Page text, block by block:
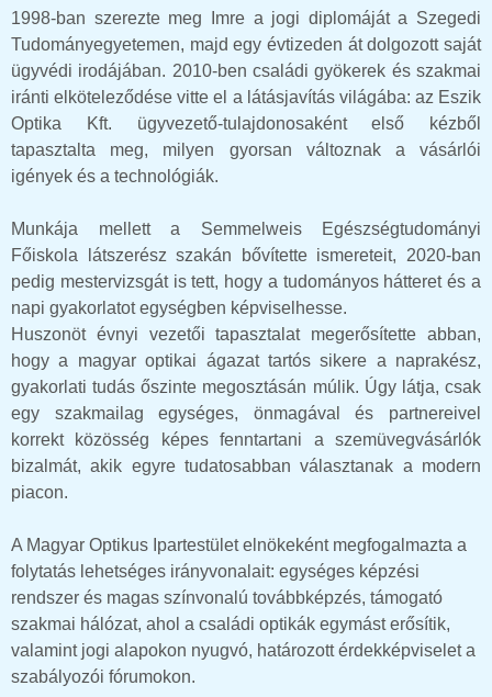
1998-ban szerezte meg Imre a jogi diplomáját a Szegedi
Tudományegyetemen, majd egy évtizeden át dolgozott saját
ügyvédi irodájában. 2010-ben családi gyökerek és szakmai
iránti elköteleződése vitte el a látásjavítás világába: az Eszik
Optika Kft. ügyvezető-tulajdonosaként első kézből
tapasztalta meg, milyen gyorsan változnak a vásárlói
igények és a technológiák.
Munkája mellett a Semmelweis Egészségtudományi
Főiskola látszerész szakán bővítette ismereteit, 2020-ban
pedig mestervizsgát is tett, hogy a tudományos hátteret és a
napi gyakorlatot egységben képviselhesse.
Huszonöt évnyi vezetői tapasztalat megerősítette abban,
hogy a magyar optikai ágazat tartós sikere a naprakész,
gyakorlati tudás őszinte megosztásán múlik. Úgy látja, csak
egy szakmailag egységes, önmagával és partnereivel
korrekt közösség képes fenntartani a szemüvegvásárlók
bizalmát, akik egyre tudatosabban választanak a modern
piacon.
A Magyar Optikus Ipartestület elnökeként megfogalmazta a
folytatás lehetséges irányvonalait: egységes képzési
rendszer és magas színvonalú továbbképzés, támogató
szakmai hálózat, ahol a családi optikák egymást erősítik,
valamint jogi alapokon nyugvó, határozott érdekképviselet a
szabályozói fórumokon.